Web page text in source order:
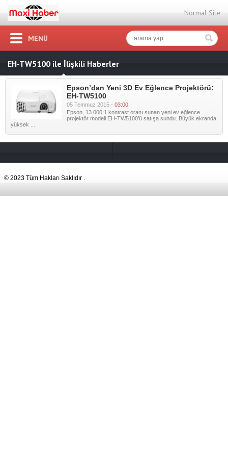
Normal Site
MENÜ
EH-TW5100 ile İlişkili Haberler
Epson’dan Yeni 3D Ev Eğlence Projektörü:
EH-TW5100
05 Temmuz 2015 - 03:00
Epson, 13.000:1 kontrast oranı sunan yeni ev eğlence
projektör modeli EH-TW5100’ü satışa sundu. Büyük ekranda
yüksek ...
© 2023 Tüm Hakları Saklıdır .